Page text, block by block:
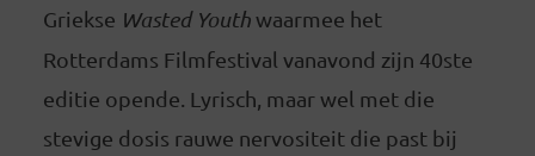
Griekse Wasted Youthwaarmee het
Rotterdams Filmfestival vanavond zijn 40ste
editie opende. Lyrisch, maar wel met die
stevige dosis rauwe nervositeit die past bij